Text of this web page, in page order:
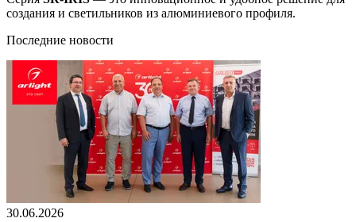
создания и светильников из алюминиевого профиля.
Последние новости
30.06.2026